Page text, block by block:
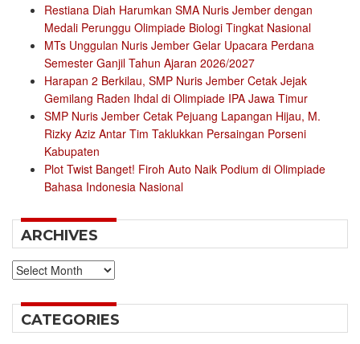
Restiana Diah Harumkan SMA Nuris Jember dengan
Medali Perunggu Olimpiade Biologi Tingkat Nasional
MTs Unggulan Nuris Jember Gelar Upacara Perdana
Semester Ganjil Tahun Ajaran 2026/2027
Harapan 2 Berkilau, SMP Nuris Jember Cetak Jejak
Gemilang Raden Ihdal di Olimpiade IPA Jawa Timur
SMP Nuris Jember Cetak Pejuang Lapangan Hijau, M.
Rizky Aziz Antar Tim Taklukkan Persaingan Porseni
Kabupaten
Plot Twist Banget! Firoh Auto Naik Podium di Olimpiade
Bahasa Indonesia Nasional
ARCHIVES
Archives
CATEGORIES